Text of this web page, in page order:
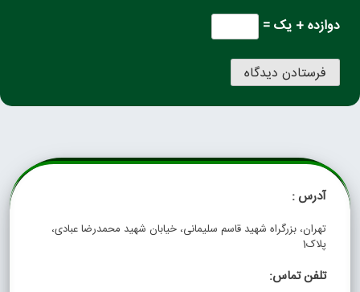
دوازده + یک =
آدرس :
تهران، بزرگراه شهید قاسم سلیمانی، خیابان شهید محمدرضا عبادی،
پلاک1
تلفن تماس: